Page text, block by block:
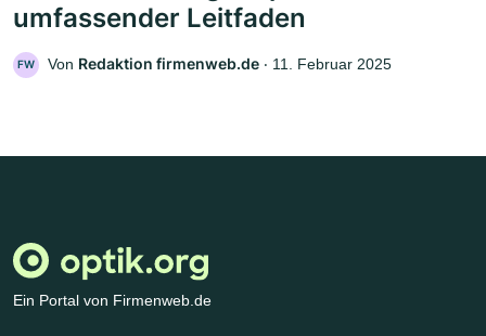
umfassender Leitfaden
FW Von Redaktion firmenweb.de ‧ 11. Februar 2025
Ein Portal von Firmenweb.de